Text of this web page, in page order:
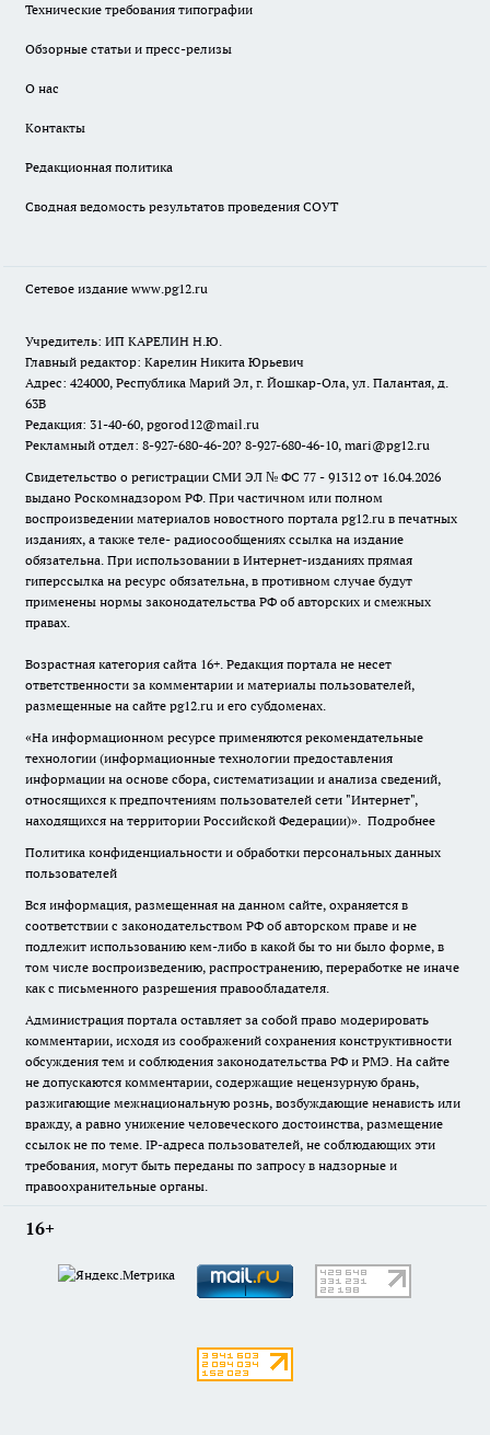
Технические требования типографии
Обзорные статьи и пресс-релизы
О нас
Контакты
Редакционная политика
Сводная ведомость результатов проведения СОУТ
Сетевое издание www.pg12.ru
Учредитель: ИП КАРЕЛИН Н.Ю.
Главный редактор: Карелин Никита Юрьевич
Адрес: 424000, Республика Марий Эл, г. Йошкар-Ола, ул. Палантая, д.
63В
Редакция: 31-40-60, pgorod12@mail.ru
Рекламный отдел: 8-927-680-46-20? 8-927-680-46-10, mari@pg12.ru
Свидетельство о регистрации СМИ ЭЛ № ФС 77 - 91312 от 16.04.2026
выдано Роскомнадзором РФ. При частичном или полном
воспроизведении материалов новостного портала pg12.ru в печатных
изданиях, а также теле- радиосообщениях ссылка на издание
обязательна. При использовании в Интернет-изданиях прямая
гиперссылка на ресурс обязательна, в противном случае будут
применены нормы законодательства РФ об авторских и смежных
правах.
Возрастная категория сайта 16+. Редакция портала не несет
ответственности за комментарии и материалы пользователей,
размещенные на сайте pg12.ru и его субдоменах.
«На информационном ресурсе применяются рекомендательные
технологии (информационные технологии предоставления
информации на основе сбора, систематизации и анализа сведений,
относящихся к предпочтениям пользователей сети "Интернет",
находящихся на территории Российской Федерации)». Подробнее
Политика конфиденциальности и обработки персональных данных
пользователей
Вся информация, размещенная на данном сайте, охраняется в
соответствии с законодательством РФ об авторском праве и не
подлежит использованию кем-либо в какой бы то ни было форме, в
том числе воспроизведению, распространению, переработке не иначе
как с письменного разрешения правообладателя.
Администрация портала оставляет за собой право модерировать
комментарии, исходя из соображений сохранения конструктивности
обсуждения тем и соблюдения законодательства РФ и РМЭ. На сайте
не допускаются комментарии, содержащие нецензурную брань,
разжигающие межнациональную рознь, возбуждающие ненависть или
вражду, а равно унижение человеческого достоинства, размещение
ссылок не по теме. IP-адреса пользователей, не соблюдающих эти
требования, могут быть переданы по запросу в надзорные и
правоохранительные органы.
16+